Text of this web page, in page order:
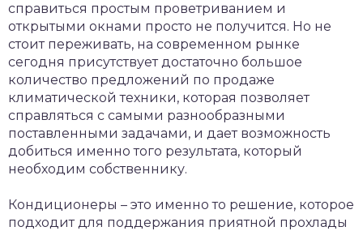
справиться простым проветриванием и
открытыми окнами просто не получится. Но не
стоит переживать, на современном рынке
сегодня присутствует достаточно большое
количество предложений по продаже
климатической техники, которая позволяет
справляться с самыми разнообразными
поставленными задачами, и дает возможность
добиться именно того результата, который
необходим собственнику.
Кондиционеры – это именно то решение, которое
подходит для поддержания приятной прохлады